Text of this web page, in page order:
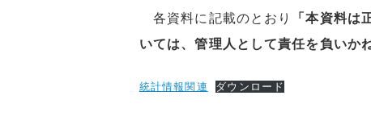
各資料に記載のとおり
「本資料
いては、管理人として責任を負いか
統計情報関連 ダウンロード